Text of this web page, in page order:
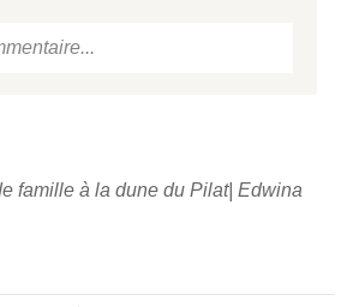
famille à la dune du Pilat| Edwina